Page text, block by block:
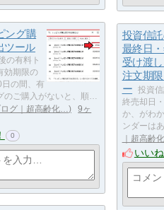
ング購
ツール
の有料ト
効期限の
の間、有
のご購入がないと、順…
ログ｜超高齢化…
9ヶ
0
投資信
最終日
受け渡
注文期
ー
投資
終売却日
か、がわ
ンダーは
｜超高齢
いいね